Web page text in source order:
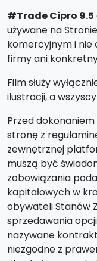
#Trade Cipro 9.5
używane na
komercyjnym i nie
firmy ani
Film służy
ilustracji, a
Przed
stronę z
zewnętrznej
muszą być
zobowiązania
kapitałowych w
obywateli Stanów
sprzedawania
nazywane
niezgodne z